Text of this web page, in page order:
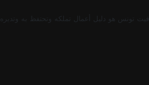
تونس هو دليل أعمال تملكه وتحتفظ به وتديره